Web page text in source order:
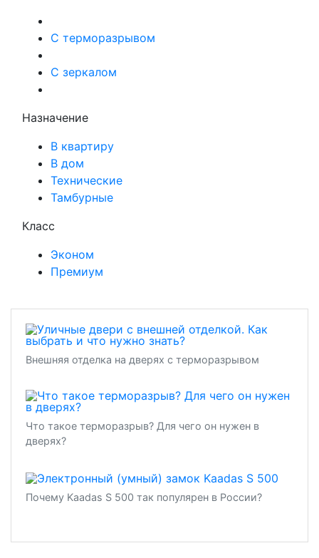
С терморазрывом
С зеркалом
Назначение
В квартиру
В дом
Технические
Тамбурные
Класс
Эконом
Премиум
Внешняя отделка на дверях с терморазрывом
Что такое терморазрыв? Для чего он нужен в
дверях?
Почему Kaadas S 500 так популярен в России?